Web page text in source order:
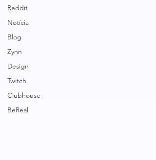
Reddit
Notícia
Blog
Zynn
Design
Twitch
Clubhouse
BeReal